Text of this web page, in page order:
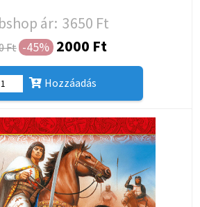
ár: 3650 Ft
Ft -45% 2000 Ft
Hozzáadás